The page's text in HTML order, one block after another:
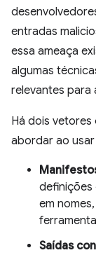
entradas
essa ameaça
algumas
relevantes para
Há dois
abordar ao
definições
em
Saídas